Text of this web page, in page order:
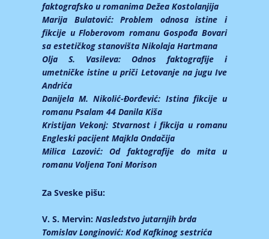
faktografsko u romanima Dežea Kostolanjija
Marija Bulatović:Problem odnosa istine i
fikcije u Floberovom romanu Gospođa Bovari
sa estetičkog stanovišta Nikolaja Hartmana
Olja S. Vasileva: Odnos faktografije i
umetničke istine u priči Letovanje na jugu Ive
Andrića
Danijela M. Nikolić-Đorđević: Istina fikcije u
romanu Psalam 44 Danila Kiša
Kristijan Vekonj: Stvarnost i fikcija u romanu
Engleski pacijent Majkla Ondačija
Milica Lazović: Od faktografije do mita u
romanu Voljena Toni Morison
Za Sveske pišu:
V. S. Mervin: Nasledstvo jutarnjih brda
Tomislav Longinović: Kod Kafkinog sestrića